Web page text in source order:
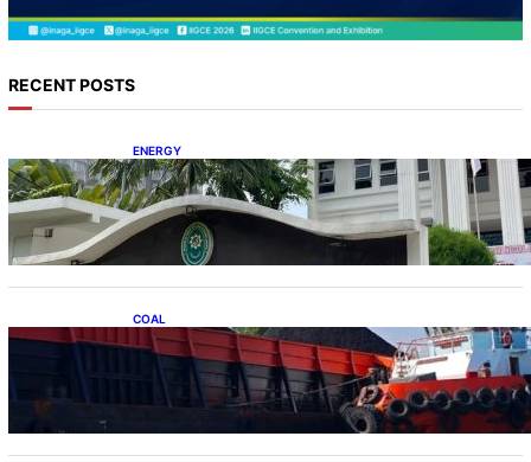
RECENT POSTS
ENERGY
Koalisi Bersihkan Indonesia Ajukan Banding
atas Putusan Gugatan RUPTL
COAL
Lelang Batubara Sitaan, Negara Dapat Lebih
dari Rp 20 Miliar